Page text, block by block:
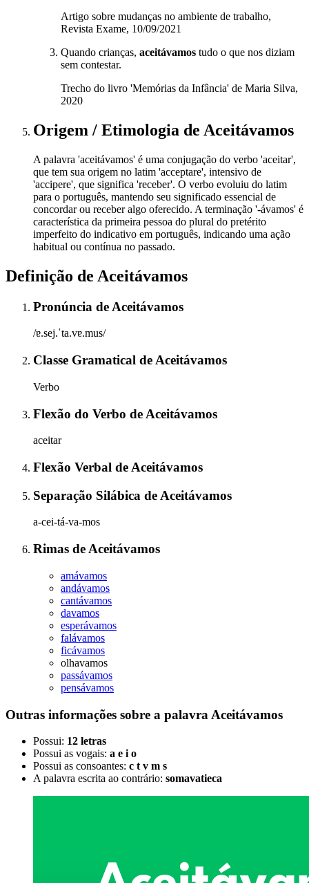
Artigo sobre mudanças no ambiente de trabalho,
Revista Exame, 10/09/2021
Quando crianças, aceitávamos tudo o que nos diziam
sem contestar.
Trecho do livro 'Memórias da Infância' de Maria Silva,
2020
Origem / Etimologia de Aceitávamos
A palavra 'aceitávamos' é uma conjugação do verbo 'aceitar',
que tem sua origem no latim 'acceptare', intensivo de
'accipere', que significa 'receber'. O verbo evoluiu do latim
para o português, mantendo seu significado essencial de
concordar ou receber algo oferecido. A terminação '-ávamos' é
característica da primeira pessoa do plural do pretérito
imperfeito do indicativo em português, indicando uma ação
habitual ou contínua no passado.
Definição de Aceitávamos
Pronúncia de Aceitávamos
/ɐ.sej.ˈta.vɐ.mus/
Classe Gramatical de Aceitávamos
Verbo
Flexão do Verbo de Aceitávamos
aceitar
Flexão Verbal de Aceitávamos
Separação Silábica de Aceitávamos
a-cei-tá-va-mos
Rimas de Aceitávamos
amávamos
andávamos
cantávamos
davamos
esperávamos
falávamos
ficávamos
olhavamos
passávamos
pensávamos
Outras informações sobre a palavra Aceitávamos
Possui: 12 letras
Possui as vogais: a e i o
Possui as consoantes: c t v m s
A palavra escrita ao contrário: somavatieca